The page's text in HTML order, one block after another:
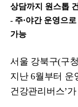
상담까지 원스톱
- 주·야간 운영으로
가능
서울 강북구(구
지난6월부터 운
건강관리버스’